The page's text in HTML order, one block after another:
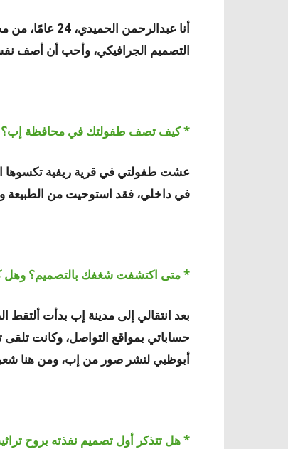
أنا
التصميم الجرافيكي، وأحب أن أصف
* كيف تصف طفولتك في محافظة إب؟
عشت طفولتي في قرية ريفية تكسوها
في داخلي، فقد استوحيت من الطبيعة
* متى اكتشفت شغفك بالتصميم؟ وهل
بعد انتقالي إلى مدينة إب بدأت ألتقط
حساباتي بمواقع التواصل، وكانت تلقى
أبوظبي لنشر صور من إب، ومن هنا
* هل تتذكر أول تصميم نفذته بروح